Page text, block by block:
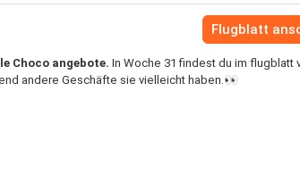
Flugblatt
Choco angebote. In Woche 31 findest du im flugblatt
andere Geschäfte sie vielleicht haben.👀